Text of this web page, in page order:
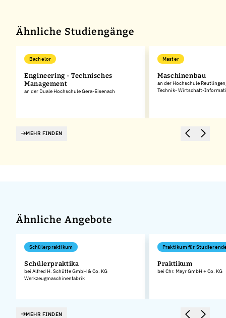
Ähnliche Studiengänge
Bachelor
Engineering - Technisches
Management
an der Duale Hochschule Gera-Eisenach
Master
Maschinenbau
an der Hochschule
Technik- Wirtschaft-
MEHR FINDEN
Ähnliche Angebote
Schülerpraktikum
Schülerpraktika
bei Alfred H. Schütte GmbH & Co. KG
Werkzeugmaschinenfabrik
Praktikum für
Praktikum
bei Chr. Mayr GmbH + Co. KG
MEHR FINDEN